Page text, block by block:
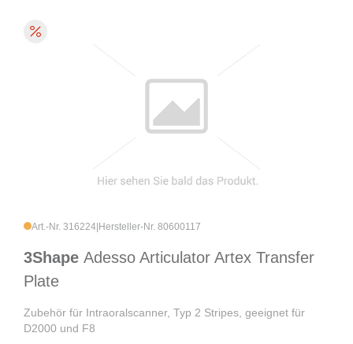
Art.-Nr. 316224 Hersteller-Nr. 80600117
3Shape Adesso Articulator Artex Transfer
Plate
Zubehör für Intraoralscanner, Typ 2 Stripes, geeignet für
D2000 und F8